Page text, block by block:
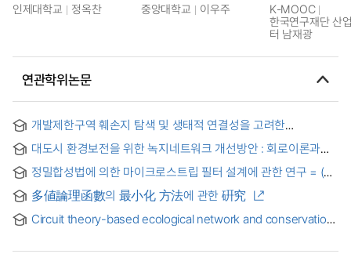
인제대학교 정옥찬 중앙대학교 이우주
K-MOOC
한국연구재단 산
터 남재광
연관학위논문
개발제한구역 훼손지 탐색 및 생태적 연결성을 고려한
and Evaluating the Priority of Nature Restoration
considering Ecological Connectivity in the Green Belt
대도시 환경보전을 위한 녹지네트워크 개선방안 : 회로이론과
for Environmental Conservation in Metropolitan City : using
Circuit Theory and API information
정밀합성법에 의한 마이크로스트립 필터 설계에 관한 연구 = (A)
Study on the Design of Microstrip Filters by Exact
Synthesis
多値論理函數의 最小化 方法에 관한 硏究
Circuit theory-based ecological network and conservation